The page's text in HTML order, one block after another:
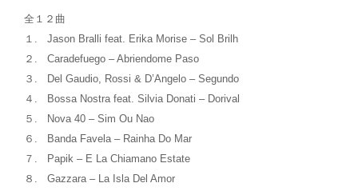
全１２曲
１. Jason Bralli feat. Erika Morise – Sol Brilh
２. Caradefuego – Abriendome Paso
３. Del Gaudio, Rossi & D’Angelo – Segundo
４. Bossa Nostra feat. Silvia Donati – Dorival
５. Nova 40 – Sim Ou Nao
６. Banda Favela – Rainha Do Mar
７. Papik – E La Chiamano Estate
８. Gazzara – La Isla Del Amor